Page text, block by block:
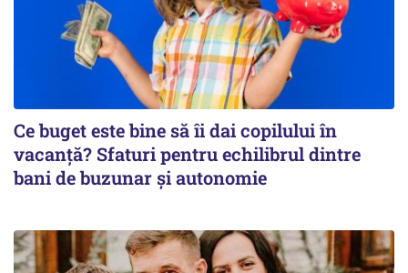
Ce buget este bine să îi dai copilului în
vacanță? Sfaturi pentru echilibrul dintre
bani de buzunar și autonomie